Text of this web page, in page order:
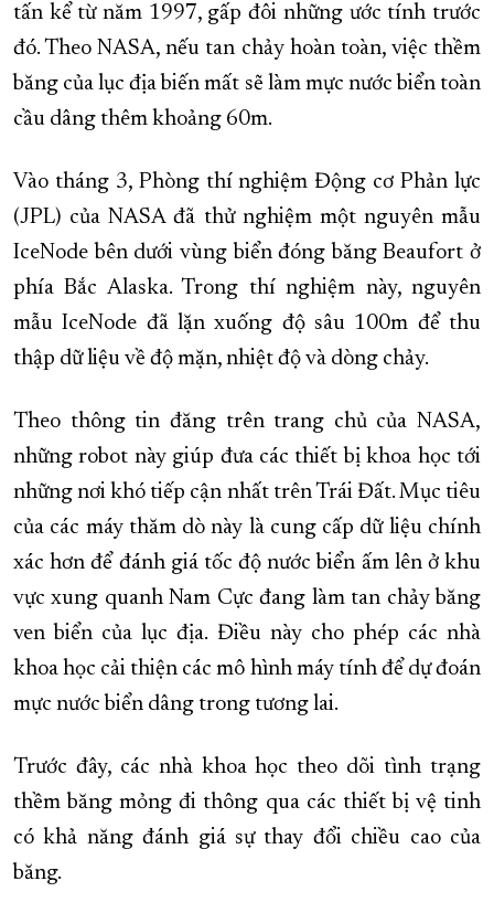
tấn kể từ năm 1997, gấp đôi những ước tính trước
đó. Theo NASA, nếu tan chảy hoàn toàn, việc thềm
băng của lục địa biến mất sẽ làm mực nước biển toàn
cầu dâng thêm khoảng 60m.
Vào tháng 3, Phòng thí nghiệm Động cơ Phản lực
(JPL) của NASA đã thử nghiệm một nguyên mẫu
IceNode bên dưới vùng biển đóng băng Beaufort ở
phía Bắc Alaska. Trong thí nghiệm này, nguyên
mẫu IceNode đã lặn xuống độ sâu 100m để thu
thập dữ liệu về độ mặn, nhiệt độ và dòng chảy.
Theo thông tin đăng trên trang chủ của NASA,
những robot này giúp đưa các thiết bị khoa học tới
những nơi khó tiếp cận nhất trên Trái Đất. Mục tiêu
của các máy thăm dò này là cung cấp dữ liệu chính
xác hơn để đánh giá tốc độ nước biển ấm lên ở khu
vực xung quanh Nam Cực đang làm tan chảy băng
ven biển của lục địa. Điều này cho phép các nhà
khoa học cải thiện các mô hình máy tính để dự đoán
mực nước biển dâng trong tương lai.
Trước đây, các nhà khoa học theo dõi tình trạng
thềm băng mỏng đi thông qua các thiết bị vệ tinh
có khả năng đánh giá sự thay đổi chiều cao của
băng.